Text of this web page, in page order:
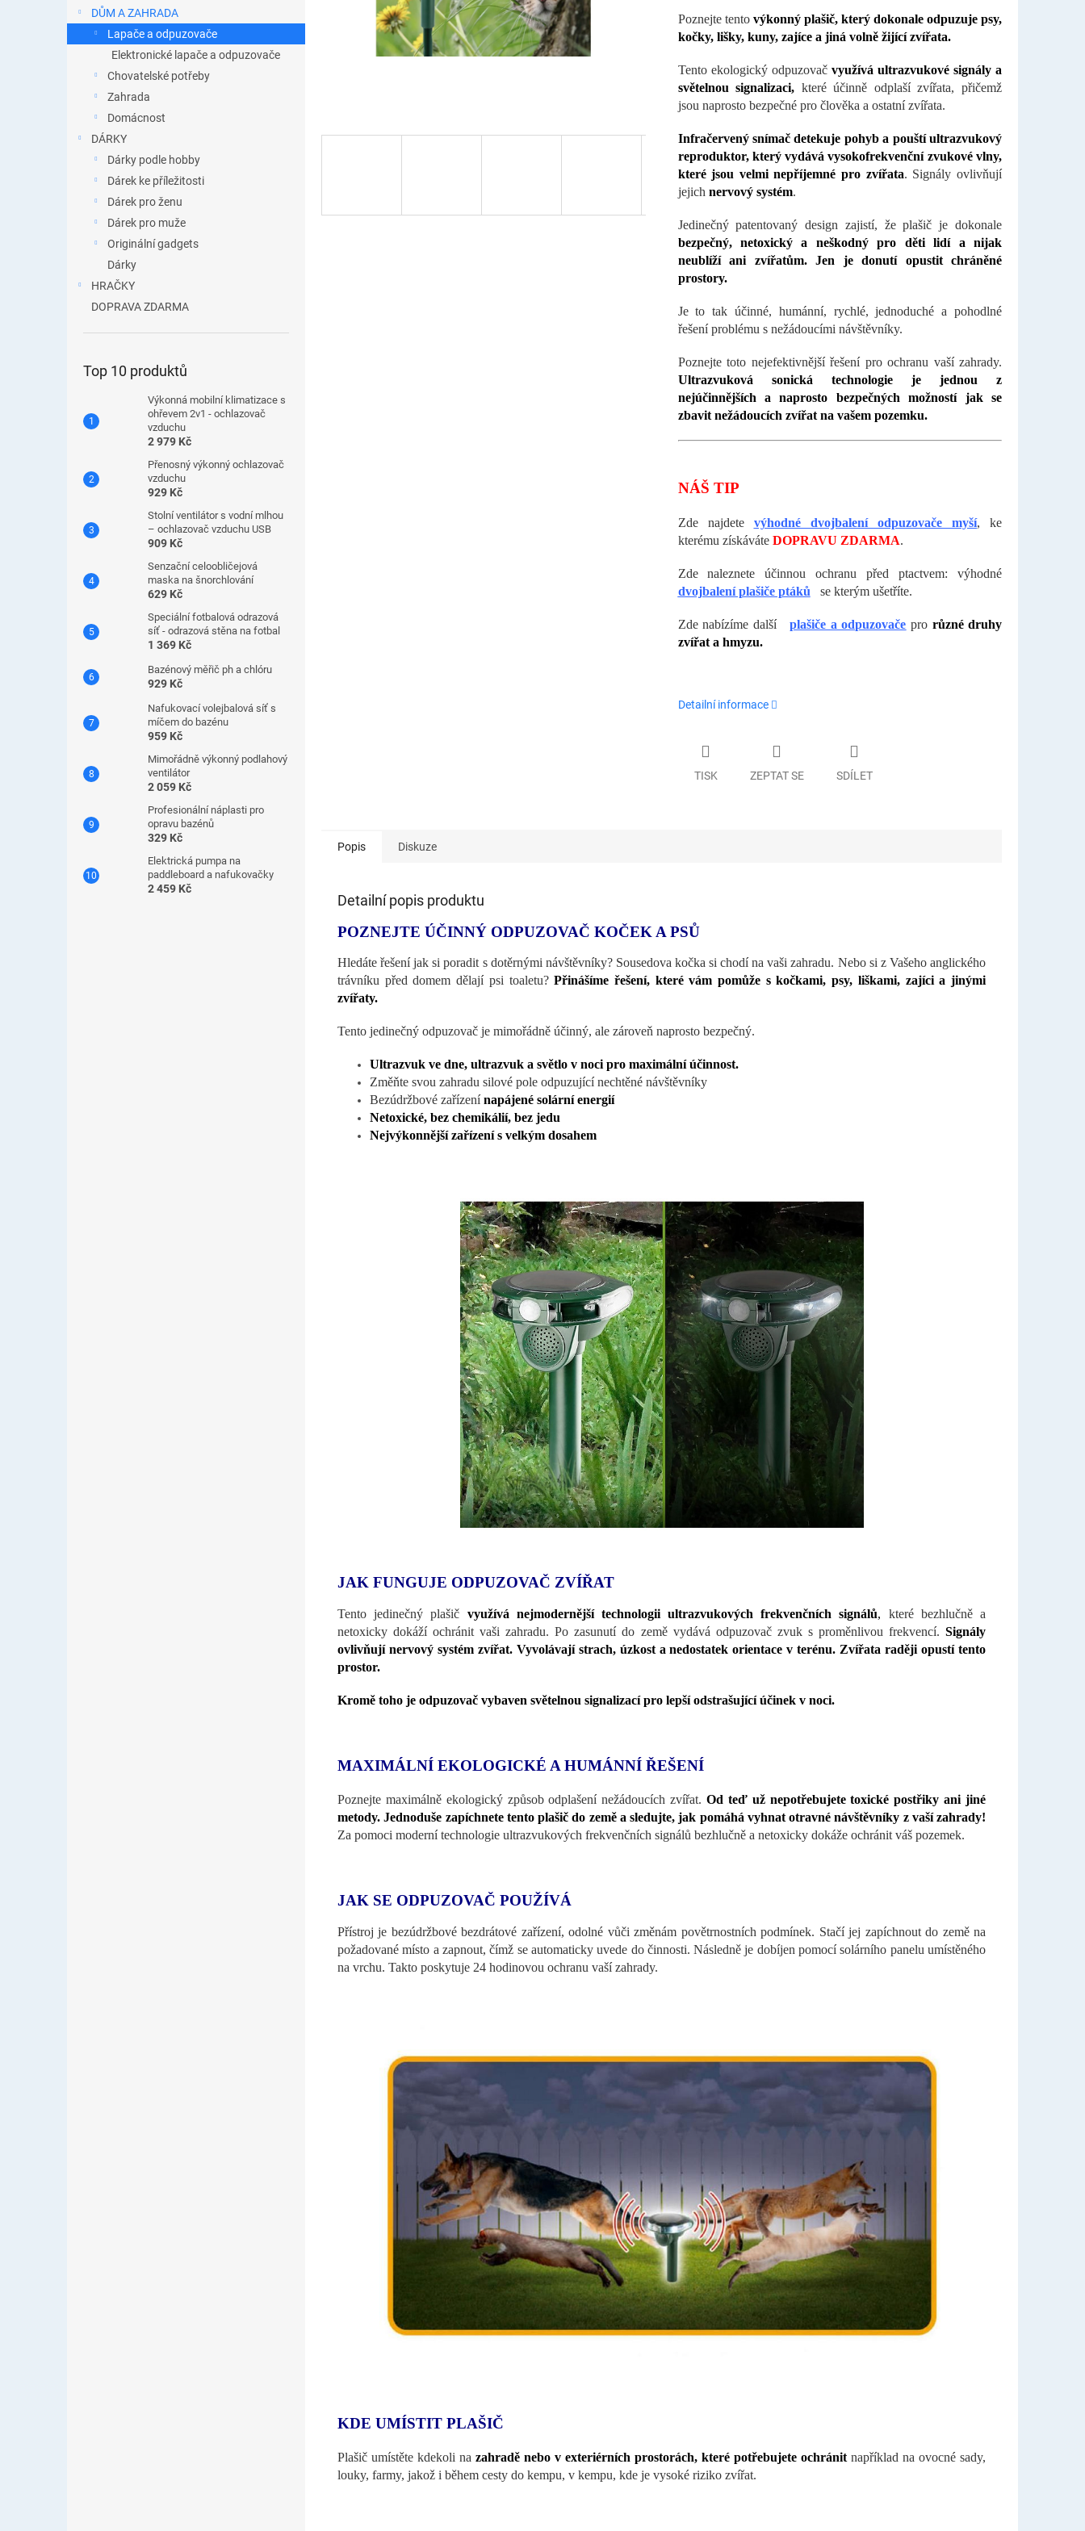
e
l
DŮM A ZAHRADA
Lapače a odpuzovače
Elektronické lapače a odpuzovače
Chovatelské potřeby
Zahrada
Domácnost
DÁRKY
Dárky podle hobby
Dárek ke příležitosti
Dárek pro ženu
Dárek pro muže
Originální gadgets
Dárky
HRAČKY
DOPRAVA ZDARMA
Top 10 produktů
Výkonná mobilní klimatizace s
ohřevem 2v1 - ochlazovač
vzduchu
2 979 Kč
Přenosný výkonný ochlazovač
vzduchu
929 Kč
Stolní ventilátor s vodní mlhou
– ochlazovač vzduchu USB
909 Kč
Senzační celoobličejová
maska ​​na šnorchlování
629 Kč
Speciální fotbalová odrazová
síť - odrazová stěna na fotbal
1 369 Kč
Bazénový měřič ph a chlóru
929 Kč
Nafukovací volejbalová síť s
míčem do bazénu
959 Kč
Mimořádně výkonný podlahový
ventilátor
2 059 Kč
Profesionální náplasti pro
opravu bazénů
329 Kč
Elektrická pumpa na
paddleboard a nafukovačky
2 459 Kč
Poznejte tento výkonný plašič, který dokonale odpuzujepsy,
kočky, lišky, kuny, zajíce a jiná volně žijící zvířata.
Tento ekologický odpuzovač využívá ultrazvukové signály a
světelnou signalizaci, které účinně odplaší zvířata, přičemž
jsou naprosto bezpečné pro člověka a ostatní zvířata.
Infračervený snímač detekuje pohyb a pouští ultrazvukový
reproduktor, který vydává vysokofrekvenční zvukové vlny,
které jsou velmi nepříjemné pro zvířata. Signály ovlivňují
jejich nervový systém.
Jedinečný patentovaný design zajistí, že plašič je dokonale
bezpečný, netoxický a neškodný pro děti lidí a nijak
neublíží ani zvířatům. Jen je donutí opustit chráněné
prostory.
Je to tak účinné, humánní, rychlé, jednoduché a pohodlné
řešení problému s nežádoucími návštěvníky.
Poznejte toto nejefektivnější řešení pro ochranu vaší zahrady.
Ultrazvuková sonická technologie je jednou z
nejúčinnějších a naprosto bezpečných možností jak se
zbavit nežádoucích zvířat na vašem pozemku.
NÁŠ TIP
Zde najdete výhodné dvojbalení odpuzovače myší, ke
kterému získáváte DOPRAVU ZDARMA.
Zde naleznete účinnou ochranu před ptactvem: výhodné
dvojbalení plašiče ptáků
se kterým ušetříte.
Zde nabízíme další plašiče a odpuzovače pro různé druhy
zvířat a hmyzu.
Detailní informace
TISK ZEPTAT SE SDÍLET
Popis Diskuze
Detailní popis produktu
POZNEJTE ÚČINNÝ ODPUZOVAČ KOČEK A PSŮ
Hledáte řešení jak si poradit s dotěrnými návštěvníky? Sousedova kočka si chodí na vaši zahradu. Nebo si z Vašeho anglického
trávníku před domem dělají psi toaletu?Přinášíme řešení, které vám pomůže s kočkami, psy, liškami, zajíci a jinými
zvířaty.
Tento jedinečný odpuzovač je mimořádně účinný, ale zároveň naprosto bezpečný.
Ultrazvuk ve dne, ultrazvuk a světlo v noci pro maximální účinnost.
Změňte svou zahradu silové pole odpuzující nechtěné návštěvníky
Bezúdržbové zařízenínapájené solární energií
Netoxické, bez chemikálií, bez jedu
Nejvýkonnější zařízení s velkým dosahem
JAK FUNGUJE ODPUZOVAČ ZVÍŘAT
Tento jedinečný plašič využívá nejmodernější technologii ultrazvukových frekvenčních signálů, které bezhlučně a
netoxicky dokáží ochránit vaši zahradu. Po zasunutí do země vydává odpuzovač zvuk s proměnlivou frekvencí. Signály
ovlivňují nervový systém zvířat. Vyvolávají strach, úzkost a nedostatek orientace v terénu. Zvířata raději opustí tento
prostor.
Kromě toho je odpuzovač vybaven světelnou signalizací pro lepší odstrašující účinek v noci.
MAXIMÁLNÍ EKOLOGICKÉ A HUMÁNNÍ ŘEŠENÍ
Poznejte maximálně ekologický způsob odplašení nežádoucích zvířat. Od teď už nepotřebujete toxické postřiky ani jiné
metody. Jednoduše zapíchnete tento plašič do země a sledujte, jak pomáhá vyhnat otravné návštěvníky z vaší zahrady!
Za pomoci moderní technologie ultrazvukových frekvenčních signálů bezhlučně a netoxicky dokáže ochránit váš pozemek.
JAK SE ODPUZOVAČ POUŽÍVÁ
Přístroj je bezúdržbové bezdrátové zařízení, odolné vůči změnám povětrnostních podmínek. Stačí jej zapíchnout do země na
požadované místo a zapnout, čímž se automaticky uvede do činnosti. Následně je dobíjen pomocí solárního panelu umístěného
na vrchu. Takto poskytuje 24 hodinovou ochranu vaší zahrady.
KDE UMÍSTIT PLAŠIČ
Plašič umístěte kdekoli na zahradě nebo v exteriérních prostorách, které potřebujete ochránit například na ovocné sady,
louky, farmy, jakož i během cesty do kempu, v kempu, kde je vysoké riziko zvířat.